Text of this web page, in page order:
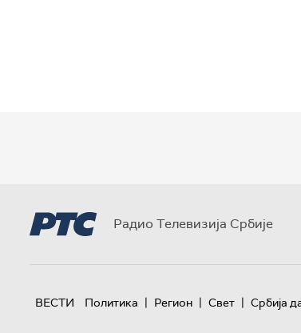
Радио Телевизија Србије
ВЕСТИ Политика | Регион | Свет | Србија